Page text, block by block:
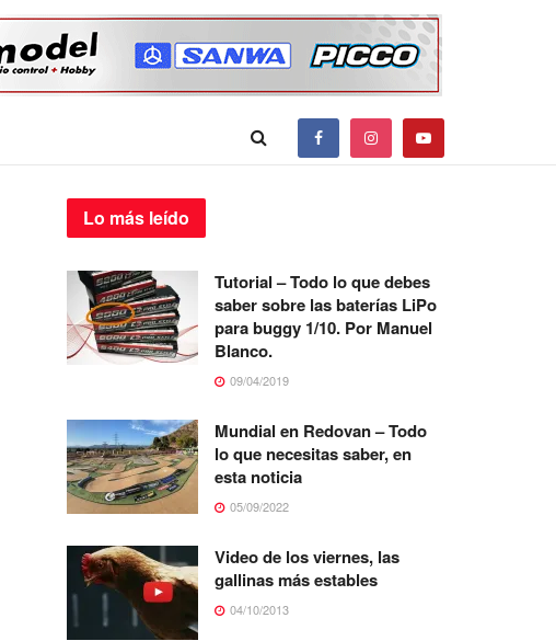
Lo más leído
Tutorial – Todo lo que debes
saber sobre las baterías LiPo
para buggy 1/10. Por Manuel
Blanco.
09/04/2019
Mundial en Redovan – Todo
lo que necesitas saber, en
esta noticia
05/09/2022
Video de los viernes, las
gallinas más estables
04/10/2013